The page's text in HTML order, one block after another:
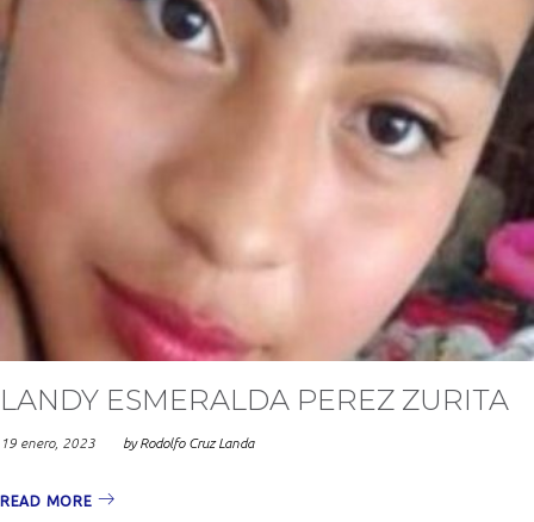
LANDY ESMERALDA PEREZ ZURITA
19 enero, 2023 byRodolfo Cruz Landa
READ MORE